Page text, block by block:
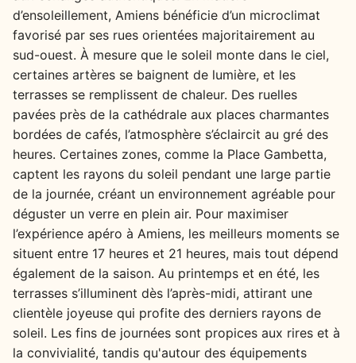
d’ensoleillement, Amiens bénéficie d’un microclimat
favorisé par ses rues orientées majoritairement au
sud-ouest. À mesure que le soleil monte dans le ciel,
certaines artères se baignent de lumière, et les
terrasses se remplissent de chaleur. Des ruelles
pavées près de la cathédrale aux places charmantes
bordées de cafés, l’atmosphère s’éclaircit au gré des
heures. Certaines zones, comme la Place Gambetta,
captent les rayons du soleil pendant une large partie
de la journée, créant un environnement agréable pour
déguster un verre en plein air. Pour maximiser
l’expérience apéro à Amiens, les meilleurs moments se
situent entre 17 heures et 21 heures, mais tout dépend
également de la saison. Au printemps et en été, les
terrasses s’illuminent dès l’après-midi, attirant une
clientèle joyeuse qui profite des derniers rayons de
soleil. Les fins de journées sont propices aux rires et à
la convivialité, tandis qu'autour des équipements